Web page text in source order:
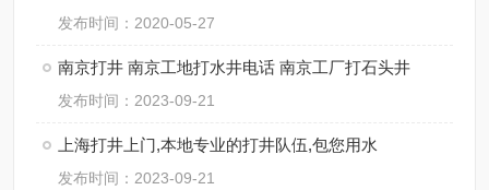
发布时间：2020-05-27
南京打井 南京工地打水井电话 南京工厂打石头井
发布时间：2023-09-21
上海打井上门,本地专业的打井队伍,包您用水
发布时间：2023-09-21